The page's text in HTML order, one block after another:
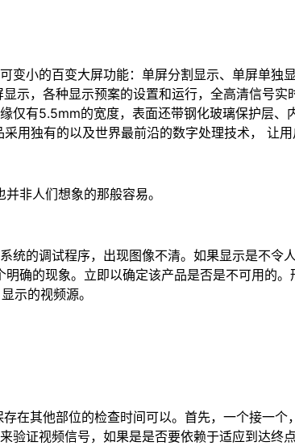
小的百变大屏功能：单屏分割显示、单屏单独
示，各种显示预案的设置和运行，全高清信号实
仅有5.5mm的宽度，表面还带钢化玻璃保护层、
独有的以及世界最前沿的数字处理技术， 让用
非人们想象的那般容易。
的调试程序，出现图像不清。如果显示是不令
确的现象。立即以确定该产品是否是不可用的
示的视频源。
在其他部位的检查时间可以。首先，一个接一个
证视频信号，如果是是否要依赖于适应到达终